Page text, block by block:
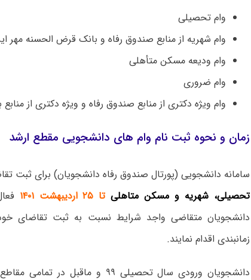
وام تحصیلی
وام شهریه از منابع صندوق رفاه و بانک قرض الحسنه مهر
وام ودیعه مسکن متأهلی
وام ضروری
وام ویژه دکتری از منابعصندوق رفاه و ویژه دکتری از منابع
زمان و نحوه ثبت نام وام های دانشجویی مقطع ارشد
سامانه دانشجویی (پورتال صندوق رفاه دانشجویان) برای ثبت
تحصیلی، شهریه و مسکن متاهلی تا ۲۵ اردیبهشت ۱۴۰۱
دانشجویان متقاضی واجد شرایط نسبت به ثبت تقاضای
زمانبندی اقدام نمایند.
دانشجویان ورودی سال تحصیلی ۹۹ و